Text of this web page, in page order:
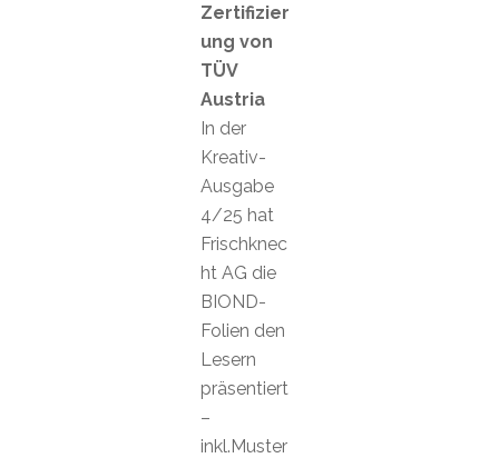
Zertifizier
ung von
TÜV
Austria
In der
Kreativ-
Ausgabe
4/25 hat
Frischknec
ht AG die
BIOND-
Folien den
Lesern
präsentiert
–
inkl.Muster